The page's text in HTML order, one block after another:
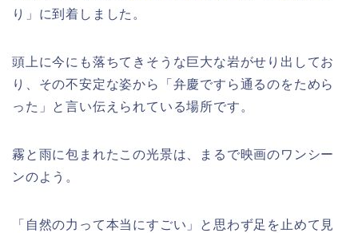
り」に到着しました。
頭上に今にも落ちてきそうな巨大な岩がせり出してお
り、その不安定な姿から「弁慶ですら通るのをためら
った」と言い伝えられている場所です。
霧と雨に包まれたこの光景は、まるで映画のワンシー
ンのよう。
「自然の力って本当にすごい」と思わず足を止めて見